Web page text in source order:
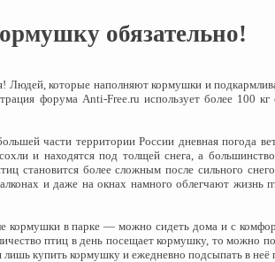
обязательно!
которые наполняют кормушки и
форума Anti-Free.ru использует более 100 кг
части территории России дневная погода
и находятся под толщей снега, а
становится более сложным после сильного
и даже на окнах намного облегчают жизнь
кормушки в парке — можно сидеть дома и с
птиц в день посещает кормушку, то можно
купить кормушку и ежедневно подсыпать в неё